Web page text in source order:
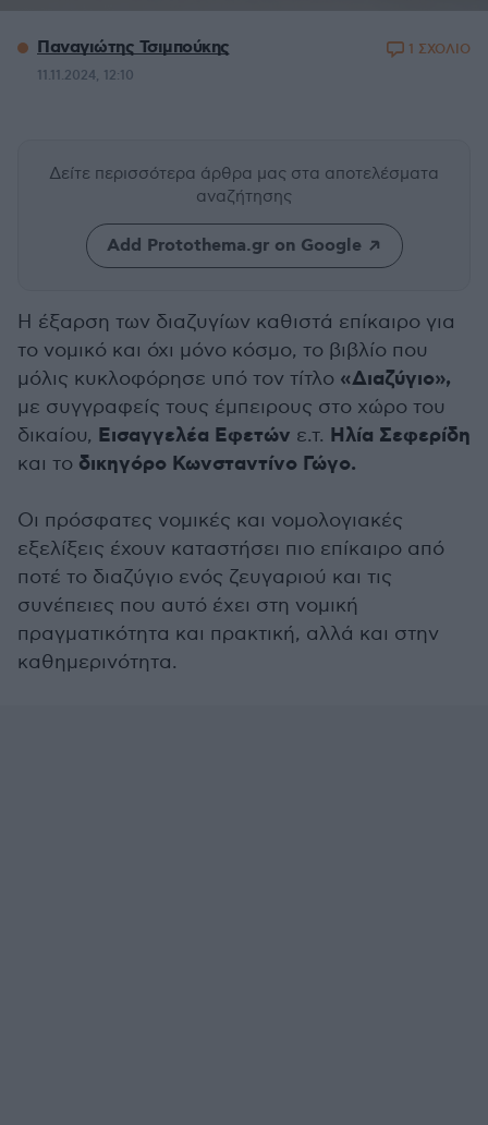
Παναγιώτης Τσιμπούκης
11.11.2024, 12:10
1 ΣΧΟΛΙΟ
Δείτε περισσότερα άρθρα μας στα αποτελέσματα
αναζήτησης
Add Protothema.gr on Google
Η έξαρση των διαζυγίων καθιστά επίκαιρο για
το νομικό και όχι μόνο κόσμο, το βιβλίο που
μόλις κυκλοφόρησε υπό τον τίτλο «Διαζύγιο»,
με συγγραφείς τους έμπειρους στο χώρο του
δικαίου, Εισαγγελέα Εφετών ε.τ. Ηλία Σεφερίδη
και το δικηγόρο Κωνσταντίνο Γώγο.
Οι πρόσφατες νομικές και νομολογιακές
εξελίξεις έχουν καταστήσει πιο επίκαιρο από
ποτέ το διαζύγιο ενός ζευγαριού και τις
συνέπειες που αυτό έχει στη νομική
πραγματικότητα και πρακτική, αλλά και στην
καθημερινότητα.